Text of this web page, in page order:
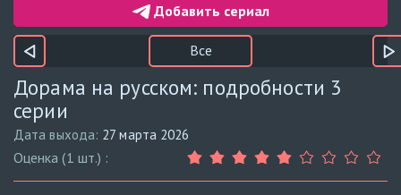
Добавить сериал
Все
Дорама на русском: подробности 3
серии
Дата выхода: 27 марта 2026
Оценка (1 шт.) :